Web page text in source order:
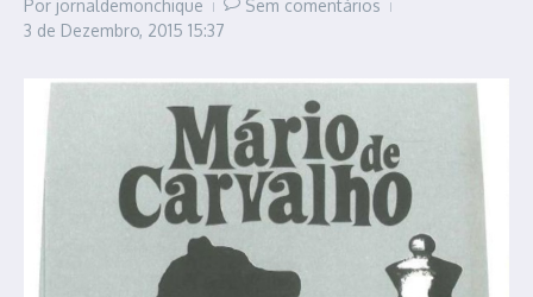
Por jornaldemonchique
Sem comentários
3 de Dezembro, 2015 15:37